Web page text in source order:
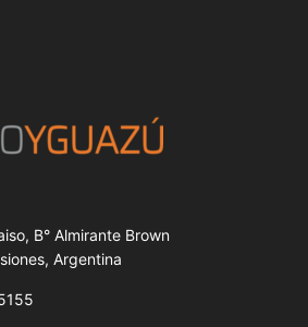
B° Almirante Brown
Argentina